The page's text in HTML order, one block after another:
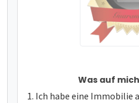
Was auf
Ich habe eine Immobilie